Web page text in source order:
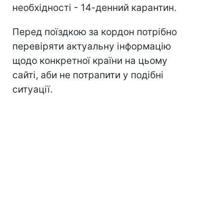
необхідності - 14-денний карантин.
Перед поїздкою за кордон потрібно
перевіряти актуальну інформацію
щодо конкретної країни на цьому
сайті, аби не потрапити у подібні
ситуації.